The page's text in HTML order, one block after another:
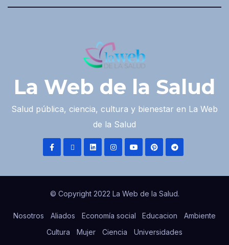
La Web de la Salud
Salud pública, ciencia, cultura y bienestar en La Web
de la Salud
© Copyright 2022 La Web de la Salud.
Nosotros Aliados Economía social Educacion
Ambiente
Cultura
Mujer Ciencia
Universidades